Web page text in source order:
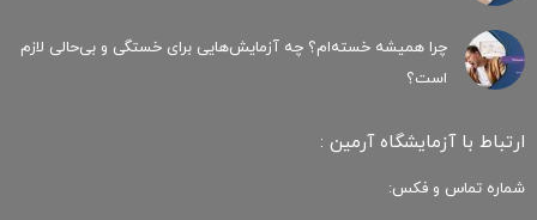
چرا همیشه خسته‌ام؟ چه آزمایش‌هایی برای خستگی و بی‌حالی لازم
است؟
ارتباط با آزمایشگاه آرمین :
شماره تماس و فکس: